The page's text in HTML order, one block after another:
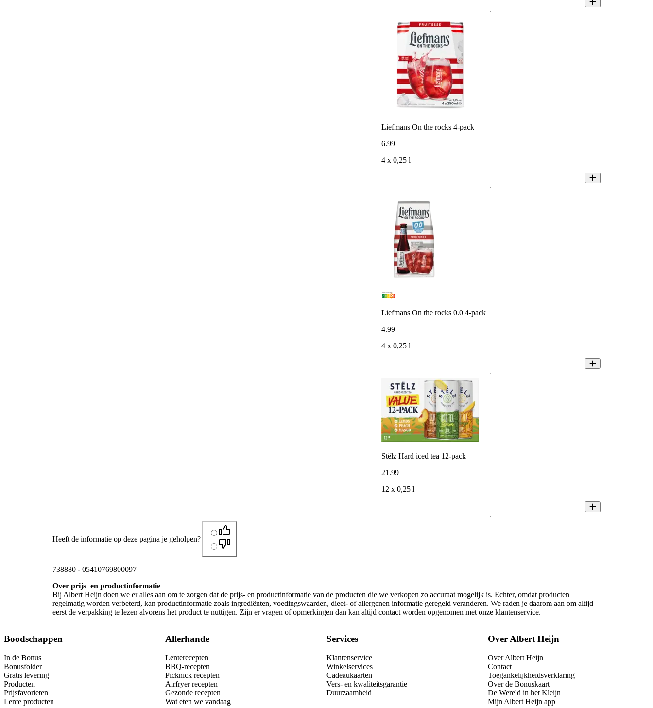
Liefmans On the rocks 4-pack
6.99
4 x 0,25 l
Liefmans On the rocks 0.0 4-pack
4.99
4 x 0,25 l
Stëlz Hard iced tea 12-pack
21 .99
12 x 0,25 l
Heeft de informatie op deze pagina je geholpen?
738880 - 05410769800097
Over prijs- en productinformatie
Bij Albert Heijn doen we er alles aan om te zorgen dat de prijs- en productinformatie van de producten die we verkopen zo accuraat mogelijk is. Echter, omdat producten
regelmatig worden verbeterd, kan productinformatie zoals ingrediënten, voedingswaarden, dieet- of allergenen informatie geregeld veranderen. We raden je daarom aan om altijd
eerst de verpakking te lezen alvorens het product te nuttigen. Zijn er vragen of opmerkingen dan kan altijd contact worden opgenomen met onze klantenservice.
Boodschappen
In de Bonus
Bonusfolder
Gratis levering
Producten
Prijsfavorieten
Lente producten
Allerhande
Lenterecepten
BBQ-recepten
Picknick recepten
Airfryer recepten
Gezonde recepten
Wat eten we vandaag
Services
Klantenservice
Winkelservices
Cadeaukaarten
Vers- en kwaliteitsgarantie
Duurzaamheid
Over Albert Heijn
Over Albert Heijn
Contact
Toegankelijkheidsverklaring
Over de Bonuskaart
De Wereld in het Kleijn
Mijn Albert Heijn app